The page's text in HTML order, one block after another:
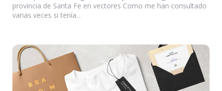
provincia de Santa Fe en vectores Como me han consultado
varias veces si tenía...